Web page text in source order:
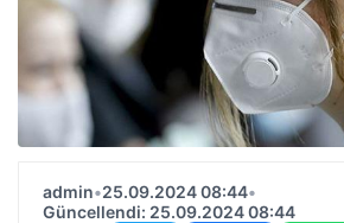
admin•25.09.2024 08:44•
Güncellendi: 25.09.2024 08:44